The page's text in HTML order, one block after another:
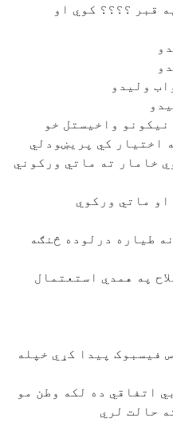
قبر ؟؟؟؟ کوي او
واخيستل خو
اختيار کي پريښودلي
خامار ته ماتي ورکوني
ماتي ورکوي
طياره درلوده څنګه
په همدي استعتمال
فيسبوک پيدا کړي خپله
اتفاقي ده لکه وطن مو
حالت لري